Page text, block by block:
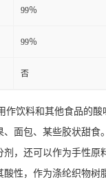
99％
99％
否
作饮料和其他食品的
、面包、某些胶状甜食
，还可以作为手性原
性，作为涤纶织物树